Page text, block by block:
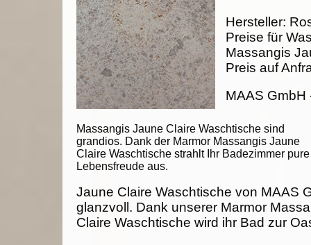
Massangis Jaune Claire Waschtische sind
grandios. Dank der Marmor Massangis Jaune
Claire Waschtische strahlt Ihr Badezimmer pure
Lebensfreude aus.
Hersteller:
Preise für
Massangis
Preis auf
MAAS GmbH
Jaune Claire Waschtische von MAAS
glanzvoll. Dank unserer Marmor
Claire Waschtische wird ihr Bad zur